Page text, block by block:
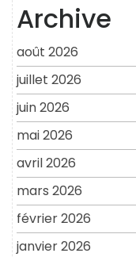
Archive
août 2026
juillet 2026
juin 2026
mai 2026
avril 2026
mars 2026
février 2026
janvier 2026